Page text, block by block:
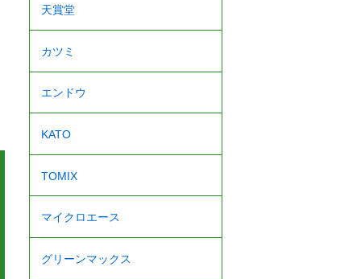
天賞堂
カツミ
エンドウ
KATO
TOMIX
マイクロエース
グリーンマックス